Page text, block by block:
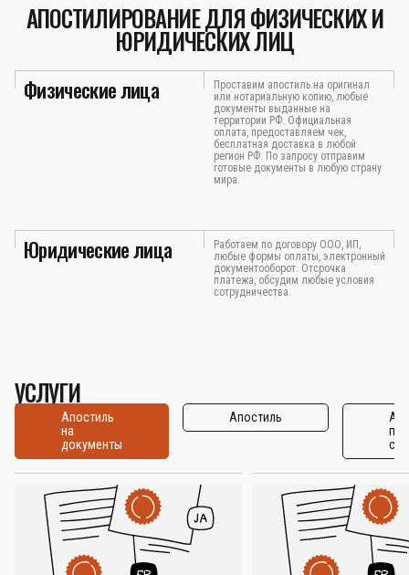
АПОСТИЛИРОВАНИЕ ДЛЯ ФИЗИЧЕСКИХ И
ЮРИДИЧЕСКИХ ЛИЦ
Физические лица
Проставим апостиль на оригинал
или нотариальную копию, любые
документы выданные на
территории РФ. Официальная
оплата, предоставляем чек,
бесплатная доставка в любой
регион РФ. По запросу отправим
готовые документы в любую страну
мира.
Юридические лица
Работаем по договору ООО, ИП,
любые формы оплаты, электронный
документооборот. Отсрочка
платежа, обсудим любые условия
сотрудничества.
УСЛУГИ
Апостиль
на
документы
Апостиль
по